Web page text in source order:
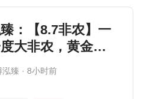
：【8.7非农】一
大非农，黄金整
！
泓臻 · 8小时前